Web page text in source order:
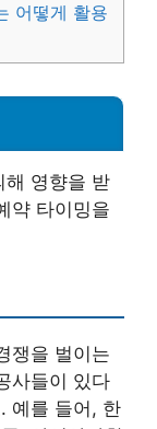
어떻게 활용
해 영향을 받
약 타이밍을
쟁을 벌이는
사들이 있다
예를 들어, 한